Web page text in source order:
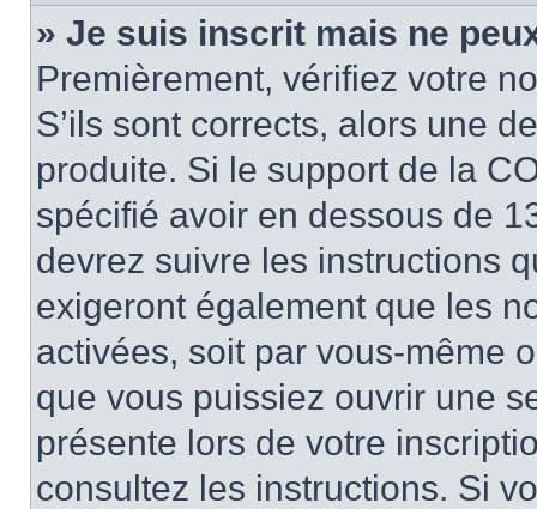
» Je suis inscrit mais ne
Premièrement, vérifiez votre
S’ils sont corrects, alors une
produite. Si le support de la
spécifié avoir en dessous de
devrez suivre les instructions
exigeront également que les
activées, soit par vous-même
que vous puissiez ouvrir une
présente lors de votre
consultez les instructions. Si